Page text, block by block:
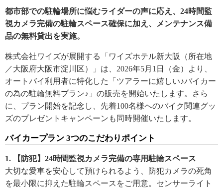
都市部での駐輪場所に悩むライダーの声に応え、24時間監
視カメラ完備の駐輪スペース確保に加え、メンテナンス備
品の無料貸出を実施。
株式会社ワイズが展開する「ワイズホテル新大阪（所在地
／大阪府大阪市淀川区）」は、2026年5月1日（金）より、
オートバイ利用者に特化した「ツアラーに嬉しい♪バイカー
の為の駐輪無料プラン♪」の販売を開始いたします。さら
に、プラン開始を記念し、先着100名様へのバイク関連グッ
ズのプレゼントキャンペーンも同時開催いたします。
バイカープラン 3つのこだわりポイント
1. 【防犯】24時間監視カメラ完備の専用駐輪スペース
大切な愛車を安心して預けられるよう、防犯カメラの死角
を最小限に抑えた駐輪スペースをご用意。センサーライト